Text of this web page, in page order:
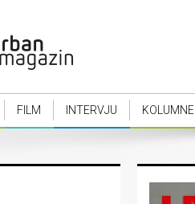
FILM INTERVJU KOLUMNE